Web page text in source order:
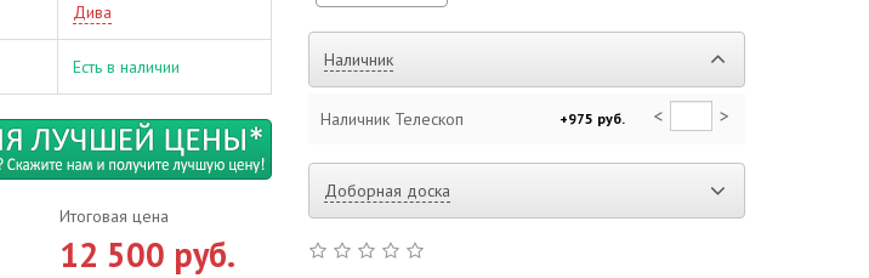
Дива
Есть в наличии
Итоговая цена
12 500 руб.
Наличник
Наличник Телескоп +975 руб. < >
Доборная доска